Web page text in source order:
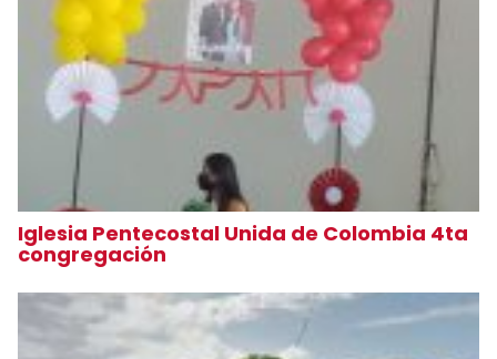
Iglesia Pentecostal Unida de Colombia 4ta
congregación